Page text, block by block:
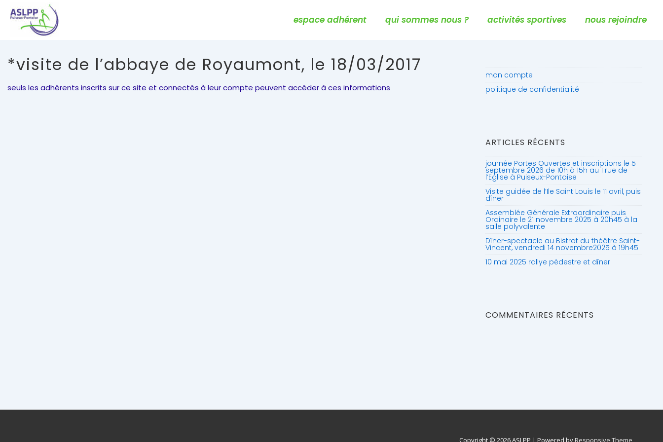
passer
Main
Navigation
espace adhérent qui sommes nous ? activités sportives nous rejoindre
*visite de l’abbaye de Royaumont, le 18/03/2017
seuls les adhérents inscrits sur ce site et connectés à leur compte peuvent accéder à ces informations
mon compte
politique de confidentialité
ARTICLES RÉCENTS
journée Portes Ouvertes et inscriptions le 5
septembre 2026 de 10h à 15h au 1 rue de
l’Eglise à Puiseux-Pontoise
Visite guidée de l’Ile Saint Louis le 11 avril, puis
dîner
Assemblée Générale Extraordinaire puis
Ordinaire le 21 novembre 2025 à 20h45 à la
salle polyvalente
Dîner-spectacle au Bistrot du théâtre Saint-
Vincent, vendredi 14 novembre2025 à 19h45
10 mai 2025 rallye pédestre et dîner
COMMENTAIRES RÉCENTS
Copyright © 2026ASLPP | Powered byResponsive Theme